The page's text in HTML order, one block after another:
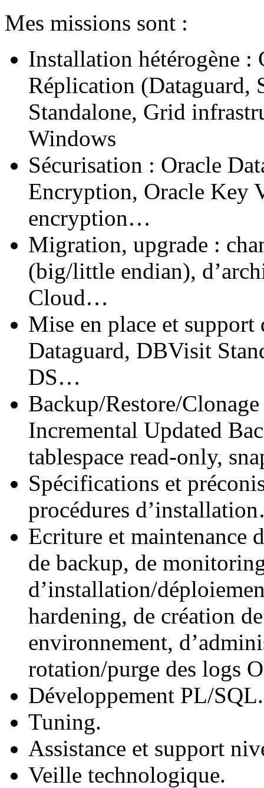
Mes missions sont :
Installation hétérogène
Réplication
Standalone, Grid
Windows
Sécurisation : Oracle
Encryption, Oracle Key
encryption…
Migration, upgrade :
(big/little endian),
Cloud…
Mise en place et support
Dataguard, DBVisit
DS…
Backup/Restore/
Incremental Updated
tablespace read-only,
Spécifications et
procédures
Ecriture et maintenance
de backup, de
d’installation/
hardening, de création
environnement,
rotation/purge des logs
Développement PL/SQL.
Tuning.
Assistance et support
Veille technologique.